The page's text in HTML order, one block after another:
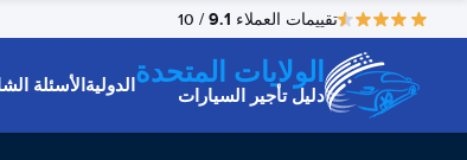
تقييمات العملاء 9.1
/ 10
الولايات المتحدة
دليل تأجير السيارات الدوليةالأسئلة